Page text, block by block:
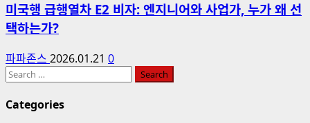
미국행 급행열차 E2 비자: 엔지니어와 사업가, 누가 왜 선
택하는가?
파파존스 2026.01.21 0
Search
Categories